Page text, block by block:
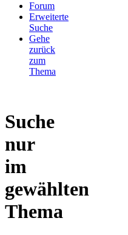
Forum
Erweiterte
Suche
Gehe
zurück
zum
Thema
Suche
nur
im
gewählten
Thema